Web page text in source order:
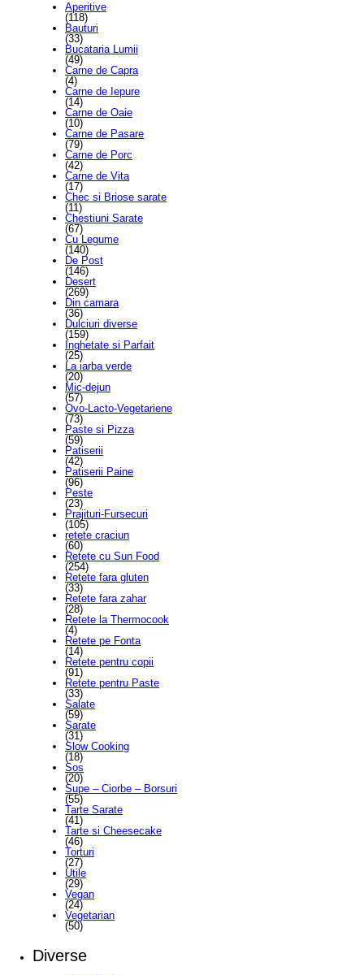
Aperitive
(118)
Bauturi
(33)
Bucataria Lumii
(49)
Carne de Capra
(4)
Carne de Iepure
(14)
Carne de Oaie
(10)
Carne de Pasare
(79)
Carne de Porc
(42)
Carne de Vita
(17)
Chec si Briose sarate
(11)
Chestiuni Sarate
(67)
Cu Legume
(140)
De Post
(146)
Desert
(269)
Din camara
(36)
Dulciuri diverse
(159)
Inghetate si Parfait
(25)
La iarba verde
(20)
Mic-dejun
(57)
Ovo-Lacto-Vegetariene
(73)
Paste si Pizza
(59)
Patiserii
(42)
Patiserii Paine
(96)
Peste
(23)
Prajituri-Fursecuri
(105)
retete craciun
(60)
Retete cu Sun Food
(254)
Retete fara gluten
(33)
Retete fara zahar
(28)
Retete la Thermocook
(4)
Retete pe Fonta
(14)
Retete pentru copii
(91)
Retete pentru Paste
(33)
Salate
(59)
Sarate
(31)
Slow Cooking
(18)
Sos
(20)
Supe – Ciorbe – Borsuri
(55)
Tarte Sarate
(41)
Tarte si Cheesecake
(46)
Torturi
(27)
Utile
(29)
Vegan
(24)
Vegetarian
(50)
Diverse